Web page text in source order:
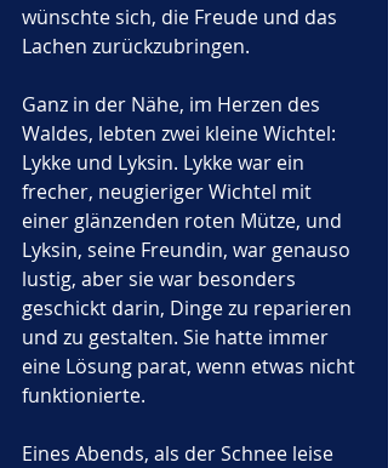
wünschte sich, die Freude und das
Lachen zurückzubringen.
Ganz in der Nähe, im Herzen des
Waldes, lebten zwei kleine Wichtel:
Lykke und Lyksin. Lykke war ein
frecher, neugieriger Wichtel mit
einer glänzenden roten Mütze, und
Lyksin, seine Freundin, war genauso
lustig, aber sie war besonders
geschickt darin, Dinge zu reparieren
und zu gestalten. Sie hatte immer
eine Lösung parat, wenn etwas nicht
funktionierte.
Eines Abends, als der Schnee leise